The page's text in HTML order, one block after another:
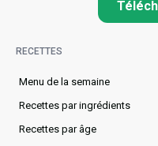
RECETTES
Menu de la semaine​
Recettes par ingrédients
Recettes par âge